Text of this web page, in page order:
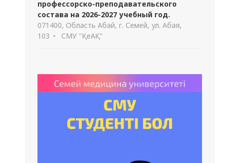
профессорско-преподавательского
состава на 2026-2027 учебный год.
071400, Область Абай, г. Семей, ул. Абая,
103
СМУ "ҚеАҚ"